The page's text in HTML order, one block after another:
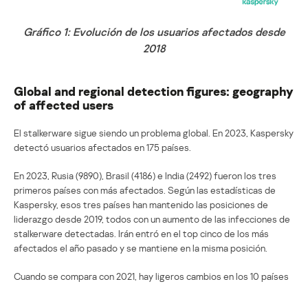
Gráfico 1: Evolución de los usuarios afectados desde
2018
Global and regional detection figures: geography
of affected users
El stalkerware sigue siendo un problema global. En 2023, Kaspersky
detectó usuarios afectados en 175 países.
En 2023, Rusia (9890), Brasil (4186) e India (2492) fueron los tres
primeros países con más afectados. Según las estadísticas de
Kaspersky, esos tres países han mantenido las posiciones de
liderazgo desde 2019, todos con un aumento de las infecciones de
stalkerware detectadas. Irán entró en el top cinco de los más
afectados el año pasado y se mantiene en la misma posición.
Cuando se compara con 2021, hay ligeros cambios en los 10 países